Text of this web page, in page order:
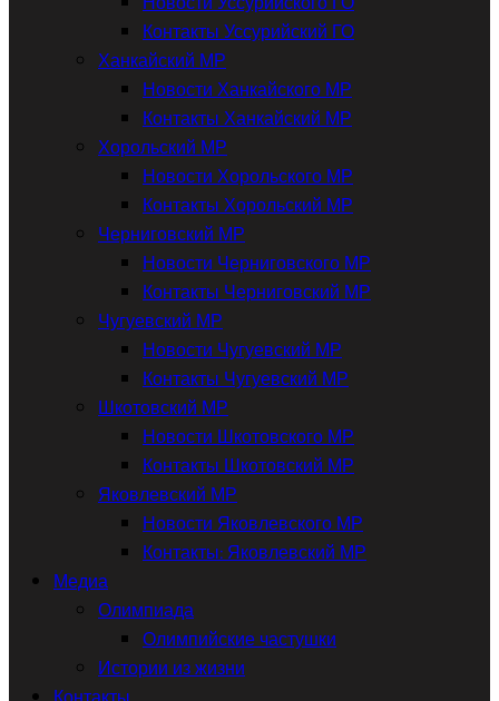
Контакты Уссурийский ГО
Ханкайский МР
Новости Ханкайского МР
Контакты Ханкайский МР
Хорольский МР
Новости Хорольского МР
Контакты Хорольский МР
Черниговский МР
Новости Черниговского МР
Контакты Черниговский МР
Чугуевский МР
Новости Чугуевский МР
Контакты Чугуевский МР
Шкотовский МР
Новости Шкотовского МР
Контакты Шкотовский МР
Яковлевский МР
Новости Яковлевского МР
Контакты: Яковлевский МР
Медиа
Олимпиада
Олимпийские частушки
Истории из жизни